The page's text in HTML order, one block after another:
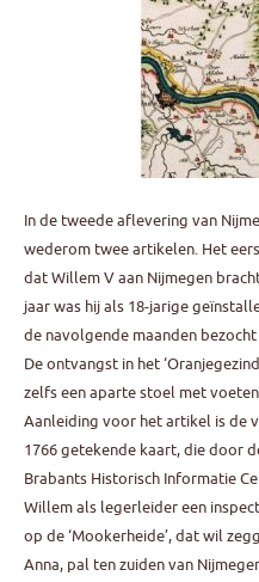
In de tweede aflevering van
wederom twee artikelen. Het
dat Willem V aan Nijmegen
jaar was hij als 18-jarige
de navolgende maanden
De ontvangst in het
zelfs een aparte stoel met
Aanleiding voor het artikel is de
1766 getekende kaart, die door
Brabants Historisch Informatie
Willem als legerleider een
op de ‘Mookerheide’, dat wil
Anna, pal ten zuiden van